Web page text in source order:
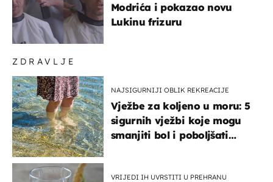
ZDRAVLJE
NAJSIGURNIJI OBLIK REKREACIJE
Vježbe za koljeno u moru: 5
sigurnih vježbi koje mogu
smanjiti bol i poboljšati
VRIJEDI IH UVRSTITI U PREHRANU
Modrića i pokazao novu
Lukinu frizuru